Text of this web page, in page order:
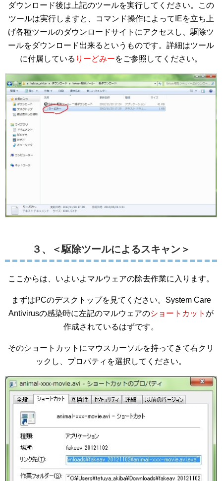
ダウンロード後は上記のツールを実行してください。この
ツールは実行しますと、コマンド操作によってIEを立ち上
げ各種ツールのダウンロードサイトにアクセスし、駆除ツ
ールをダウンロード出来るというものです。詳細はツール
に付属している りーどみーをご参照してください。
３、＜駆除ツールによるスキャン＞
ここからは、いよいよマルウェアの除去作業に入ります。
まずはPCのデスクトップを見てください。System Care
Antivirusの感染時に左記のマルウェアのショートカット が
作成されているはずです。
そのショートカットにマウスカーソルを持ってきて右クリ
ックし、プロパティを選択してください。